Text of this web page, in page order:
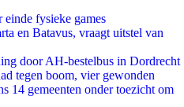
fysieke games
en Batavus, vraagt uitstel van
door AH-bestelbus in Dordrecht
tegen boom, vier gewonden
14 gemeenten onder toezicht om